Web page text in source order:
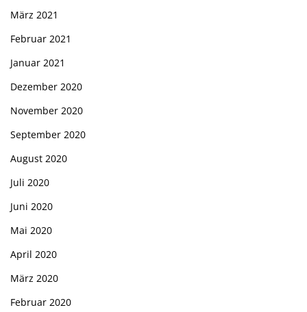
März 2021
Februar 2021
Januar 2021
Dezember 2020
November 2020
September 2020
August 2020
Juli 2020
Juni 2020
Mai 2020
April 2020
März 2020
Februar 2020